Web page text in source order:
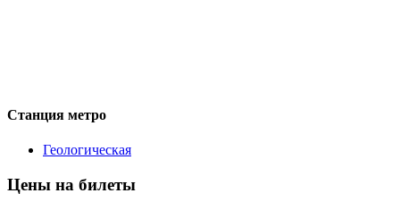
Станция метро
Геологическая
Цены на билеты